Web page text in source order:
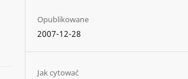
Opublikowane
2007-12-28
Jak cytować